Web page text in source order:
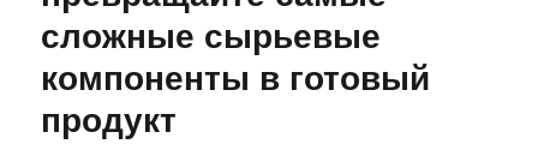
сложные сырьевые
компоненты в готовый
продукт